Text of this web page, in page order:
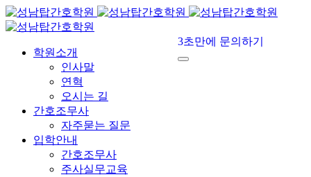
학원소개
인사말
연혁
오시는 길
간호조무사
자주묻는 질문
입학안내
간호조무사
주사실무교육
3초만에 문의하기